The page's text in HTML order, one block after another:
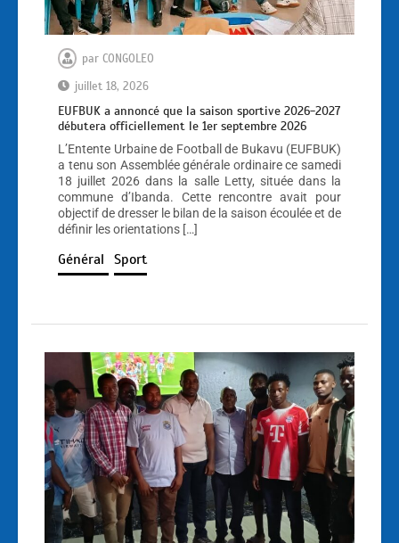
par CONGOLEO
juillet 18, 2026
EUFBUK a annoncé que la saison sportive 2026-2027
débutera officiellement le 1er septembre 2026
L’Entente Urbaine de Football de Bukavu (EUFBUK)
a tenu son Assemblée générale ordinaire ce samedi
18 juillet 2026 dans la salle Letty, située dans la
commune d’Ibanda. Cette rencontre avait pour
objectif de dresser le bilan de la saison écoulée et de
définir les orientations […]
Général Sport